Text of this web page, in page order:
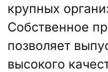
крупных
Собственное
позволяет
высокого